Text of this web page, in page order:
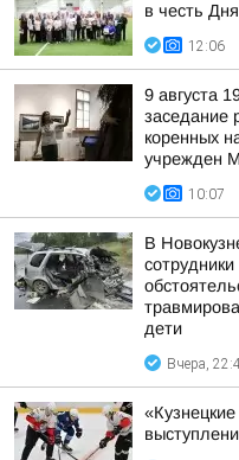
в честь
12:06
9 августа
заседание
коренных
учрежден
10:07
В
дети
Вчера,